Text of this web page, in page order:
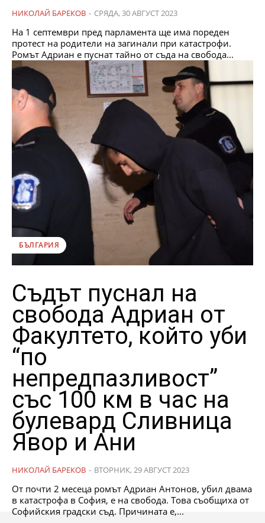
НИКОЛАЙ БАРЕКОВ - СРЯДА, 30 АВГУСТ 2023
На 1 септември пред парламента ще има пореден
протест на родители на загинали при катастрофи.
Ромът Адриан е пуснат тайно от съда на свобода...
БЪЛГАРИЯ
Съдът пуснал на
свобода Адриан от
Факултето, който уби
“по
непредпазливост”
със 100 км в час на
булевард Сливница
Явор и Ани
НИКОЛАЙ БАРЕКОВ - ВТОРНИК, 29 АВГУСТ 2023
От почти 2 месеца ромът Адриан Антонов, убил двама
в катастрофа в София, е на свобода. Това съобщиха от
Софийския градски съд. Причината е,...